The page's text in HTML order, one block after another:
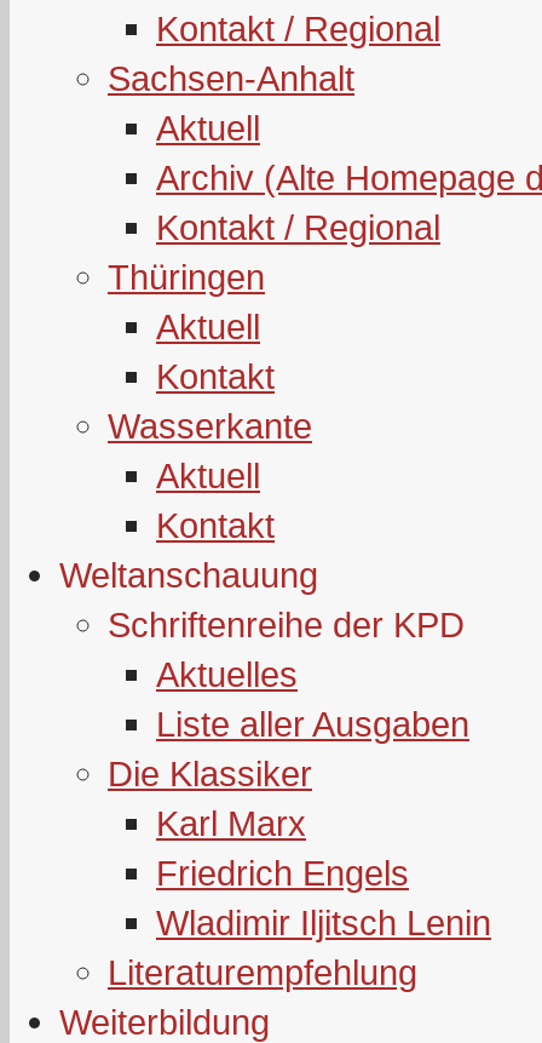
Kontakt / Regional
Sachsen-Anhalt
Aktuell
Archiv (Alte Homepage
Kontakt / Regional
Thüringen
Aktuell
Kontakt
Wasserkante
Aktuell
Kontakt
Weltanschauung
Schriftenreihe der KPD
Aktuelles
Liste aller Ausgaben
Die Klassiker
Karl Marx
Friedrich Engels
Wladimir Iljitsch Lenin
Literaturempfehlung
Weiterbildung